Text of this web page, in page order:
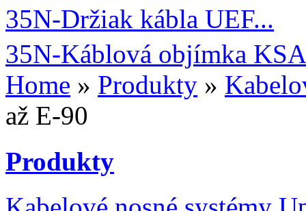
35N-Držiak kábla UEF...
35N-Káblová objímka
Home » Produkty »
až E-90
Produkty